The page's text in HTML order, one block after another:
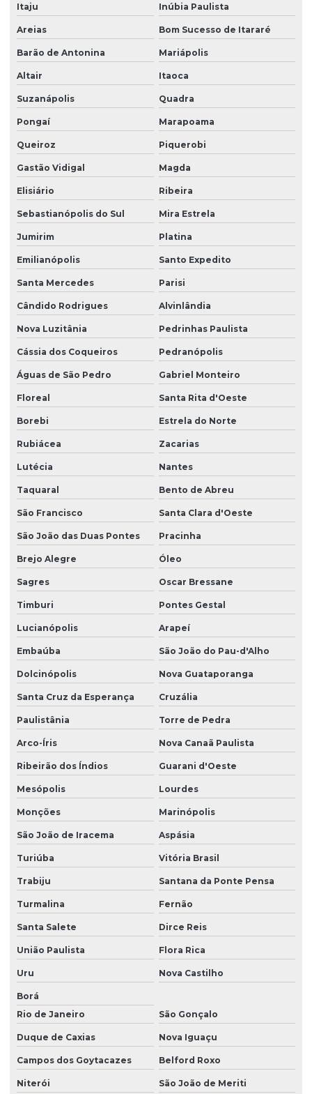
Itaju Inúbia Paulista
Areias Bom Sucesso de Itararé
Barão de Antonina Mariápolis
Altair Itaoca
Suzanápolis Quadra
Pongaí Marapoama
Queiroz Piquerobi
Gastão Vidigal Magda
Elisiário Ribeira
Sebastianópolis do Sul Mira Estrela
Jumirim Platina
Emilianópolis Santo Expedito
Santa Mercedes Parisi
Cândido Rodrigues Alvinlândia
Nova Luzitânia Pedrinhas Paulista
Cássia dos Coqueiros Pedranópolis
Águas de São Pedro Gabriel Monteiro
Floreal Santa Rita d'Oeste
Borebi Estrela do Norte
Rubiácea Zacarias
Lutécia Nantes
Taquaral Bento de Abreu
São Francisco Santa Clara d'Oeste
São João das Duas Pontes Pracinha
Brejo Alegre Óleo
Sagres Oscar Bressane
Timburi Pontes Gestal
Lucianópolis Arapeí
Embaúba São João do Pau-d'Alho
Dolcinópolis Nova Guataporanga
Santa Cruz da Esperança Cruzália
Paulistânia Torre de Pedra
Arco-Íris Nova Canaã Paulista
Ribeirão dos Índios Guarani d'Oeste
Mesópolis Lourdes
Monções Marinópolis
São João de Iracema Aspásia
Turiúba Vitória Brasil
Trabiju Santana da Ponte Pensa
Turmalina Fernão
Santa Salete Dirce Reis
União Paulista Flora Rica
Uru Nova Castilho
Borá
Rio de Janeiro
São Gonçalo
Duque de Caxias Nova Iguaçu
Campos dos Goytacazes Belford Roxo
Niterói São João de Meriti